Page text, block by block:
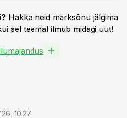
Hakka neid märksõnu jälgima
sel teemal ilmub midagi uut!
10:27